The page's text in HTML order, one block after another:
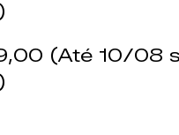
(Até 10/08